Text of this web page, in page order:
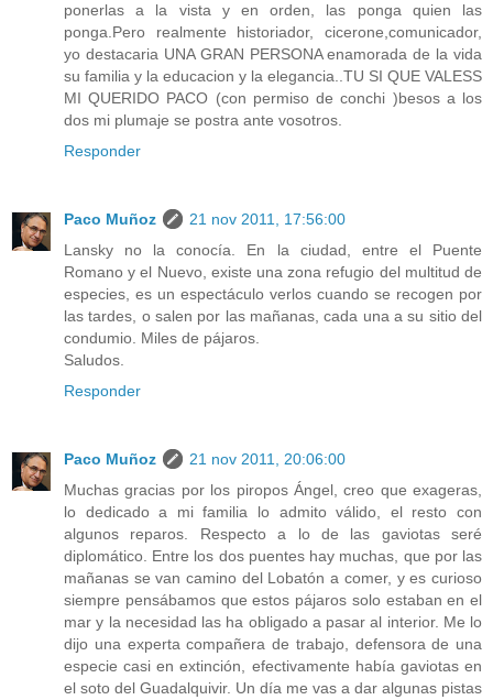
ponerlas a la vista y en orden, las ponga quien las
ponga.Pero realmente historiador, cicerone,comunicador,
yo destacaria UNA GRAN PERSONA enamorada de la vida
su familia y la educacion y la elegancia..TU SI QUE VALESS
MI QUERIDO PACO (con permiso de conchi )besos a los
dos mi plumaje se postra ante vosotros.
Responder
Paco Muñoz
21 nov 2011, 17:56:00
Lansky no la conocía. En la ciudad, entre el Puente
Romano y el Nuevo, existe una zona refugio del multitud de
especies, es un espectáculo verlos cuando se recogen por
las tardes, o salen por las mañanas, cada una a su sitio del
condumio. Miles de pájaros.
Saludos.
Responder
Paco Muñoz
21 nov 2011, 20:06:00
Muchas gracias por los piropos Ángel, creo que exageras,
lo dedicado a mi familia lo admito válido, el resto con
algunos reparos. Respecto a lo de las gaviotas seré
diplomático. Entre los dos puentes hay muchas, que por las
mañanas se van camino del Lobatón a comer, y es curioso
siempre pensábamos que estos pájaros solo estaban en el
mar y la necesidad las ha obligado a pasar al interior. Me lo
dijo una experta compañera de trabajo, defensora de una
especie casi en extinción, efectivamente había gaviotas en
el soto del Guadalquivir. Un día me vas a dar algunas pistas